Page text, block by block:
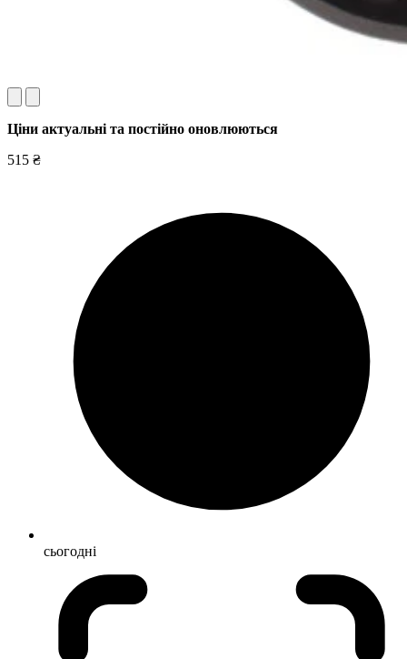
Ціни актуальні та постійно оновлюються
515 ₴
сьогодні